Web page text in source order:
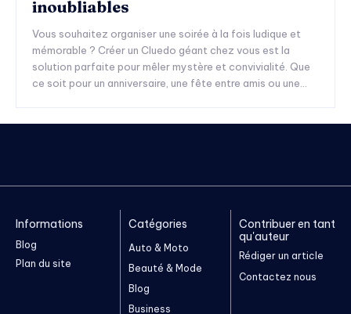
inoubliables
Vous souhaitez organiser une soirée à la fois ludique et
mémorable ? Créer un Cluedo géant chez vous est la
solution parfaite pour mêler mystère et convivialité. Que
ce soit pour un anniversaire, une fête entre amis ou une...
Informations
Blog
Plan du site
Catégories
Auto & Moto
Beauté & Mode
Blog
Business
Contribuer en tant
qu'auteur
Rédiger un article
Contactez nous